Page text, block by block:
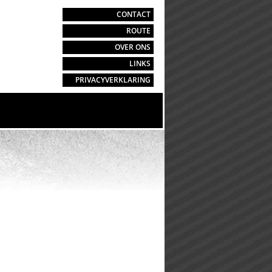
CONTACT
ROUTE
OVER ONS
LINKS
PRIVACYVERKLARING